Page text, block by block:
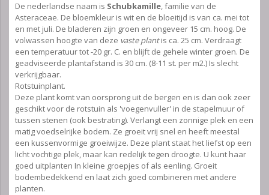
De nederlandse naam is Schubkamille, familie van de
Asteraceae. De bloemkleur is wit en de bloeitijd is van ca. mei tot
en met juli. De bladeren zijn groen en ongeveer 15 cm. hoog. De
volwassen hoogte van deze vaste plantis ca. 25 cm. Verdraagt
een temperatuur tot -20 gr. C. en blijft de gehele winter groen. De
geadviseerde plantafstand is 30 cm. (8-11 st. per m2.) Is slecht
verkrijgbaar.
Rotstuinplant.
Deze plant komt van oorsprong uit de bergen en is dan ook zeer
geschikt voor de rotstuin als 'voegenvuller' in de stapelmuur of
tussen stenen (ook bestrating). Verlangt een zonnige plek en een
matig voedselrijke bodem. Ze groeit vrij snel en heeft meestal
een kussenvormige groeiwijze. Deze plant staat het liefst op een
licht vochtige plek, maar kan redelijk tegen droogte. U kunt haar
goed uitplanten In kleine groepjes of als eenling. Groeit
bodembedekkend en laat zich goed combineren met andere
planten.